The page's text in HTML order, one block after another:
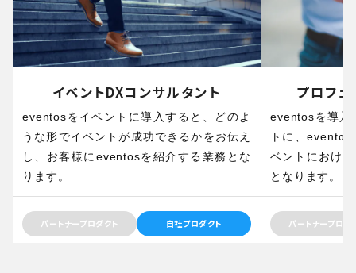
イベントDXコンサルタント
eventosをイベントに導入すると、どのよ
うな形でイベントが成功できるかをお伝え
し、お客様にeventosを紹介する業務とな
ります。
パートナープロダクト 自社プロダクト
プロフェ
eventosを導入
トに、
ベントにおけ
となります。
パートナープロダ